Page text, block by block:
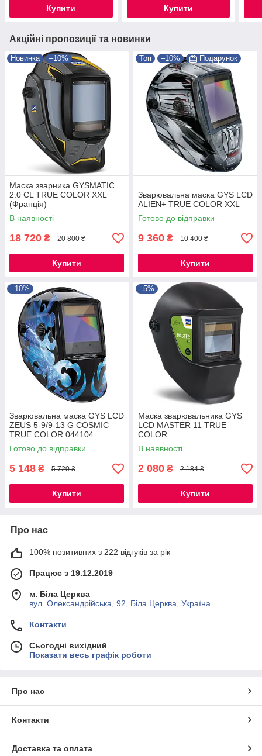
Купити Купити
Акційні пропозиції та новинки
Новинка –10%
Маска зварника GYSMATIC
2.0 CL TRUE COLOR XXL
(Франція)
В наявності
18 720 ₴ 20 800 ₴
Купити
Топ –10% Подарунок
Зварювальна маска GYS LCD
ALIEN+ TRUE COLOR XXL
Готово до відправки
9 360 ₴ 10 400 ₴
Купити
–10%
Зварювальна маска GYS LCD
ZEUS 5-9/9-13 G COSMIC
TRUE COLOR 044104
Готово до відправки
5 148 ₴ 5 720 ₴
Купити
–5%
Маска зварювальника GYS
LCD MASTER 11 TRUE
COLOR
В наявності
2 080 ₴ 2 184 ₴
Купити
Про нас
100% позитивних з 222 відгуків за рік
Працює з 19.12.2019
м. Біла Церква
вул. Олександрійська, 92, Біла Церква, Україна
Контакти
Сьогодні вихідний
Показати весь графік роботи
Про нас
Контакти
Доставка та оплата